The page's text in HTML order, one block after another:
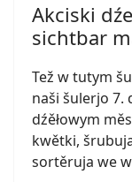
Akciski
sichtbar
Tež w tutym
naši šulerjo 7.
dźěłowym
kwětki,
sortěruja we